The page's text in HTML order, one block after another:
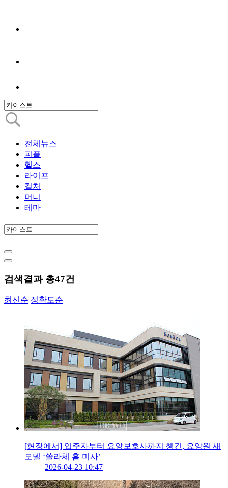
전체뉴스
피플
헬스
라이프
컬처
머니
테마
검색결과 총47건
최신순 정확도순
[현장에서] 입주자부터 요양보호사까지 챙긴, 요양원 새
모델 ‘쏠라체 홈 미사’
2026-04-23 10:47